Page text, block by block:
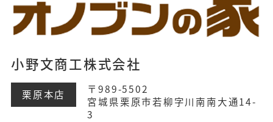
小野文商工株式会社
栗原本店
〒989-5502
宮城県栗原市若柳字川南南大通14-
3